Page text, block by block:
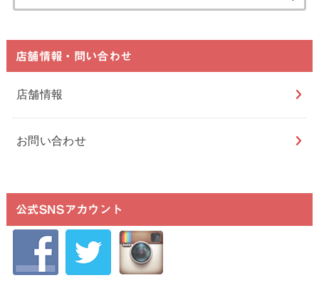
索:
店舗情報・問い合わせ
店舗情報
お問い合わせ
公式SNSアカウント